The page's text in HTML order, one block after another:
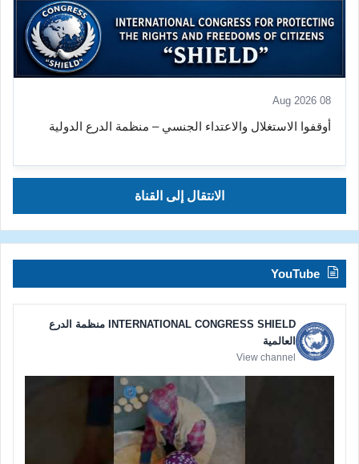
08 Aug 2026
أوقفوا الاستغلال والاعتداء الجنسي – منظمة الدرع الدولية
الانتقال إلى القناة
YouTube
INTERNATIONAL CONGRESS SHIELD منظمة الدرع
العالمية
View channel